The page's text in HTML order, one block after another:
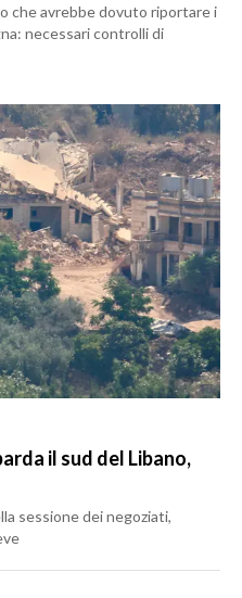
che avrebbe dovuto riportare i
necessari controlli di
il sud del Libano,
sessione dei negoziati,